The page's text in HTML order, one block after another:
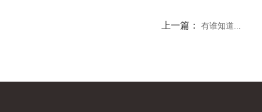
上一篇： 有谁知道...